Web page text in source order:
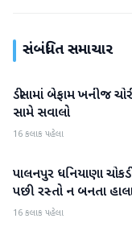
સંબંધિત સમાચાર
બનાસકાંઠા
ડીસામાં બેફામ ખનીજ
સામે સવાલો
16 કલાક પહેલા
બનાસકાંઠા
પાલનપુર ધનિયાણા
પછી રસ્તો ન બનતા
16 કલાક પહેલા